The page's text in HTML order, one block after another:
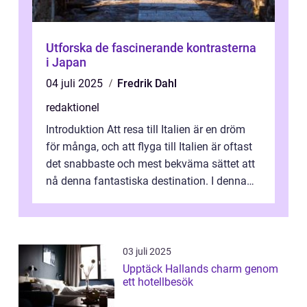
Utforska de fascinerande kontrasterna
i Japan
04 juli 2025
Fredrik Dahl
redaktionel
Introduktion Att resa till Italien är en dröm
för många, och att flyga till Italien är oftast
det snabbaste och mest bekväma sättet att
nå denna fantastiska destination. I denna
03 juli 2025
Upptäck Hallands charm genom
ett hotellbesök